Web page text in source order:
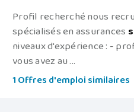
Profil recherché nous
spécialisés en assurances
niveaux d'expérience : -
vous avez au ...
1 Offres d'emploi similaires